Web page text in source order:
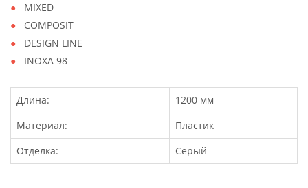
MIXED
COMPOSIT
DESIGN LINE
INOXA 98
Длина:
1200 мм
Материал:
Пластик
Отделка:
Серый